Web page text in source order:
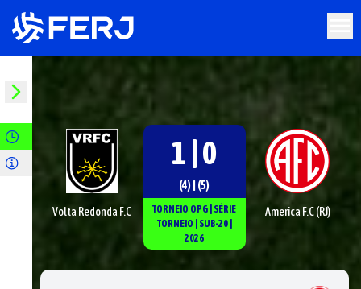
Volta Redonda F.C
1 | 0
(4) | (5)
TORNEIO OPG SÉRIE
TORNEIO
SUB-20
2026
America F.C (RJ)